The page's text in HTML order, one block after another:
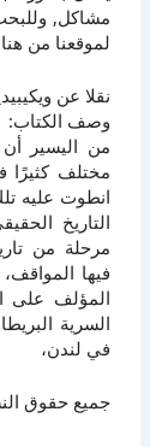
مشاكل,
لموقعنا من
نقلا عن
وصف الكتاب:
من اليسير
مختلف كثيرًا
انطوت عليه
التاريخ
مرحلة من
فيها
المؤلف على
السرية
في لندن،
جميع حقوق